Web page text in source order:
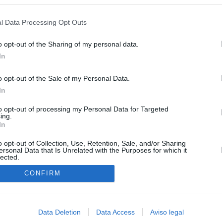
Data Processing Opt Outs
opt-out of the Sharing of my personal data.
opt-out of the Sale of my Personal Data.
opt-out of processing my Personal Data for Targeted
opt-out of Collection, Use, Retention, Sale, and/or Sharing
Data that Is Unrelated with the Purposes for which it
CONFIRM
Data Deletion Data Access Aviso legal
gobiernan en coalición
a los menores migrantes
y ADN: dentro de la oficina que busca a los desaparecidos de
Púnica y refugio de cargos del PP: así es la empresa
el ático de Ayuso
de la impunidad